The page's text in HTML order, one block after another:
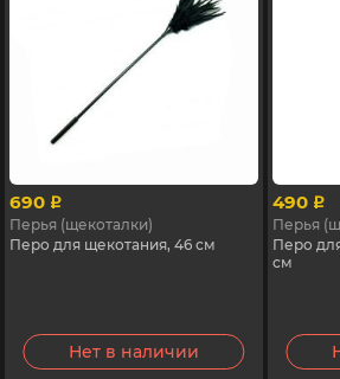
690 p
Перья (щекоталки)
Перо для щекотания, 46 см
Нет в наличии
490 p
Перья
Перо
см